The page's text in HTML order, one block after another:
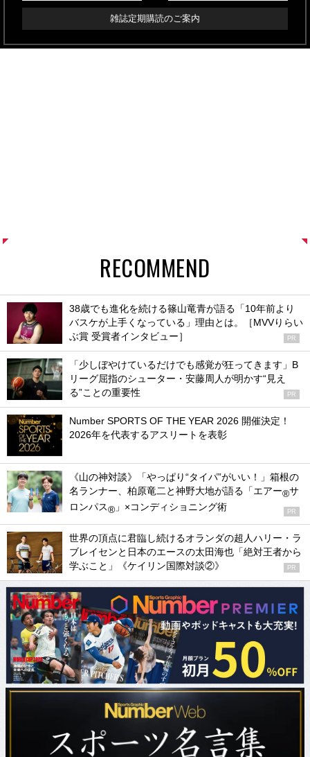
雑誌定期購読のご案内
RECOMMEND
38歳でも進化を続ける篠山竜青が語る「10年前より
バスケが上手くなっている」理由とは。［MVVりらい
ぶ賞 受賞者インタビュー］
PR
「少しぼやけているだけでも感覚が狂ってきます」B
リーグ屈指のシューター・安藤周人が明かす“見え
る”ことの重要性
PR
Number SPORTS OF THE YEAR 2026 開催決定！
2026年を代表するアスリートを表彰
《山の神対談》「やっぱり“タイパ”がいい！」箱根の
名ランナー、柏原竜二と神野大地が語る「エアー®サ
ロンパス® 」×コンディショニング術 PR
世界の頂点に君臨し続けるオランダの超人ハリー・ラ
ブレイセンと日本のエースの太田海也「絶対王者から
学ぶこと」《ケイリン国際対談②》
PR